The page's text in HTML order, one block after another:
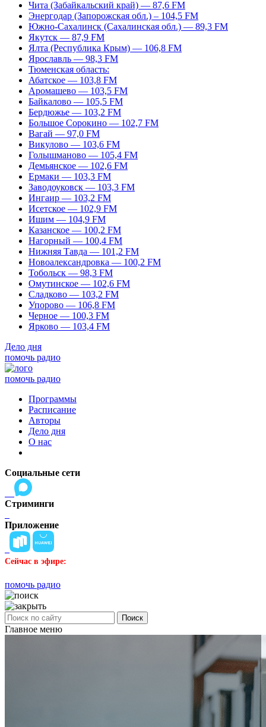
Чита (Забайкальский край) — 87,6 FM
Энергодар (Запорожская обл.) – 104,5 FM
Южно-Сахалинск (Сахалинская обл.) — 89,3 FM
Якутск — 87,9 FM
Ялта (Республика Крым) — 106,8 FM
Ярославль — 98,3 FM
Тюменская область:
Абатское — 103,8 FM
Аромашево — 103,5 FM
Байкалово — 105,5 FM
Бердюжье — 103,2 FM
Большое Сорокино — 102,7 FM
Вагай — 97,0 FM
Викулово — 103,6 FM
Голышманово — 105,4 FM
Демьянское — 102,6 FM
Ермаки — 103,3 FM
Заводоуковск — 103,3 FM
Ингаир — 103,2 FM
Исетское — 102,9 FM
Ишим — 104,9 FM
Казанское — 100,2 FM
Нагорный — 100,4 FM
Нижняя Тавда — 101,2 FM
Новоалександровка — 100,2 FM
Тобольск — 98,3 FM
Омутинское — 102,6 FM
Сладково — 103,2 FM
Упорово — 106,8 FM
Черное — 100,3 FM
Ярково — 103,4 FM
Дело дня
помочь радио
помочь радио
Программы
Расписание
Авторы
Дело дня
О нас
Социальные сети
Стриминги
Приложение
Сейчас в эфире:
помочь радио
Поиск
Главное меню